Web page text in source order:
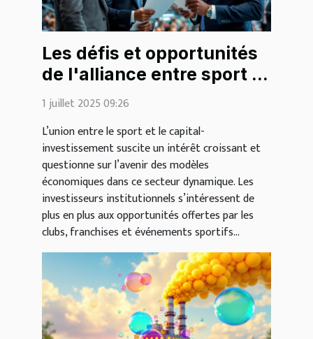
Les défis et opportunités
de l'alliance entre sport et
capital-investissement
1 juillet 2025 09:26
L’union entre le sport et le capital-
investissement suscite un intérêt croissant et
questionne sur l’avenir des modèles
économiques dans ce secteur dynamique. Les
investisseurs institutionnels s’intéressent de
plus en plus aux opportunités offertes par les
clubs, franchises et événements sportifs...